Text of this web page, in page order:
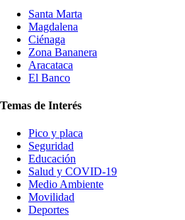
Santa Marta
Magdalena
Ciénaga
Zona Bananera
Aracataca
El Banco
Temas de Interés
Pico y placa
Seguridad
Educación
Salud y COVID-19
Medio Ambiente
Movilidad
Deportes